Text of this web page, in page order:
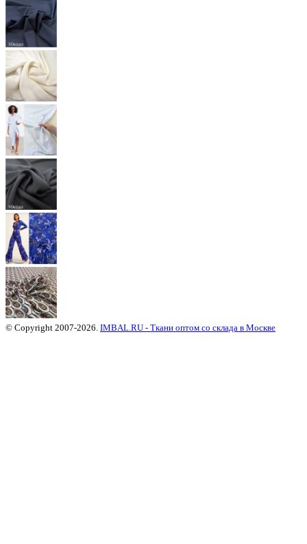
© Copyright 2007-2026. IMBAL.RU - Ткани оптом со склада в Москве